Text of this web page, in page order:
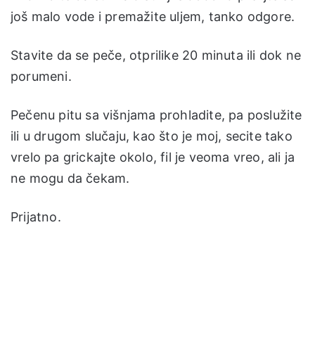
još malo vode i premažite uljem, tanko odgore.
Stavite da se peče, otprilike 20 minuta ili dok ne
porumeni.
Pečenu pitu sa višnjama prohladite, pa poslužite
ili u drugom slučaju, kao što je moj, secite tako
vrelo pa grickajte okolo, fil je veoma vreo, ali ja
ne mogu da čekam.
Prijatno.